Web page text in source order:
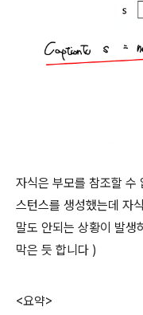
자식은 부모를 참조할 수
스턴스를 생성했는데 자
말도 안되는 상황이 발생
막은 듯 합니다 )
<요약>